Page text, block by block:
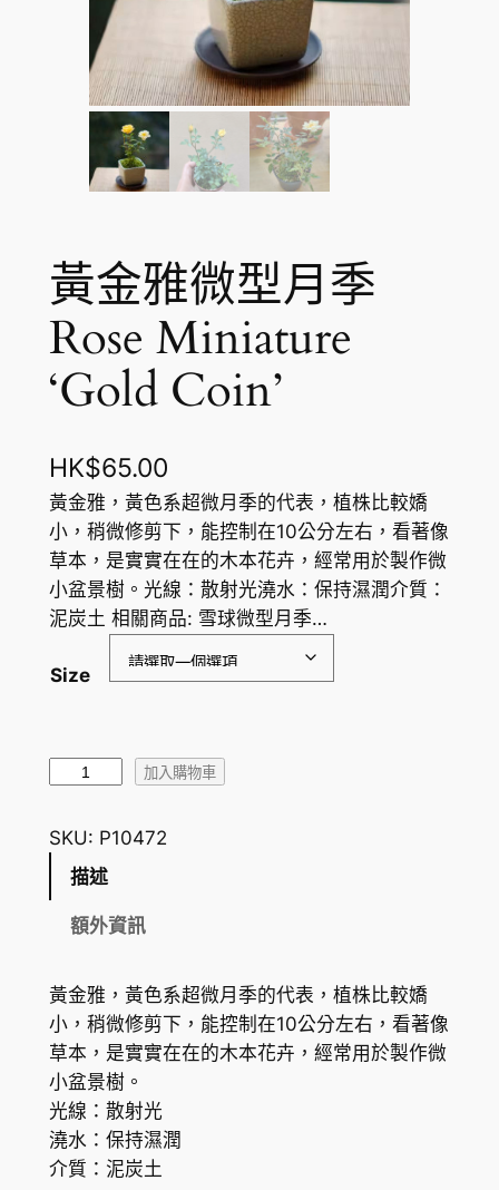
黃金雅微型月季
Rose Miniature
‘Gold Coin’
HK$65.00
黃金雅，黃色系超微月季的代表，植株比較嬌
小，稍微修剪下，能控制在10公分左右，看著像
草本，是實實在在的木本花卉，經常用於製作微
小盆景樹。光線：散射光澆水：保持濕潤介質：
泥炭土 相關商品: 雪球微型月季…
Size
雅
微
o
s
e
M
i
n
i
加入購物車
SKU: P10472
描述
額外資訊
黃金雅，黃色系超微月季的代表，植株比較嬌
小，稍微修剪下，能控制在10公分左右，看著像
草本，是實實在在的木本花卉，經常用於製作微
小盆景樹。
光線：散射光
澆水：保持濕潤
介質：泥炭土